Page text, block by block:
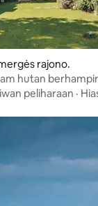
rajono.
hutan
peliharaan ·